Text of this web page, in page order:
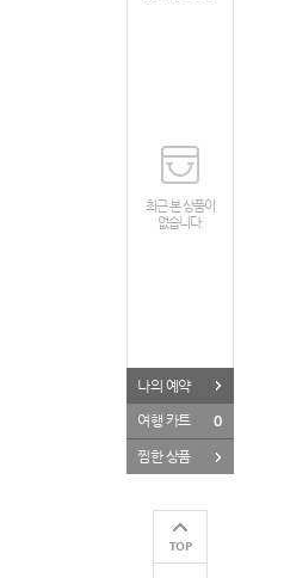
최근 본 상품이
없습니다.
나의 예약
여행 카트 0
찜한 상품
TOP